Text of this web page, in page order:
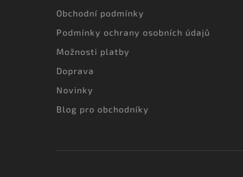
Obchodní podmínky
Podmínky ochrany osobních údajů
Možnosti platby
Doprava
Novinky
Blog pro obchodníky